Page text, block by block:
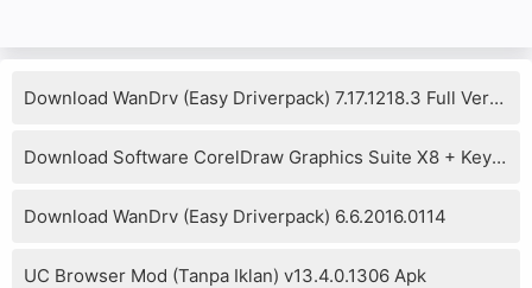
Download WanDrv (Easy Driverpack) 7.17.1218.3 Full Version
Download Software CorelDraw Graphics Suite X8 + Keygen
Download WanDrv (Easy Driverpack) 6.6.2016.0114
UC Browser Mod (Tanpa Iklan) v13.4.0.1306 Apk